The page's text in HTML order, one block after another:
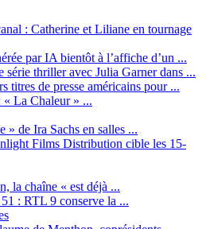
: Catherine et Liliane en tournage
par IA bientôt à l’affiche d’un ...
série thriller avec Julia Garner dans ...
titres de presse américains pour ...
« La Chaleur » ...
» de Ira Sachs en salles ...
Films Distribution cible les 15-
la chaîne « est déjà ...
: RTL 9 conserve la ...